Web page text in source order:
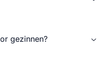
gezinnen?